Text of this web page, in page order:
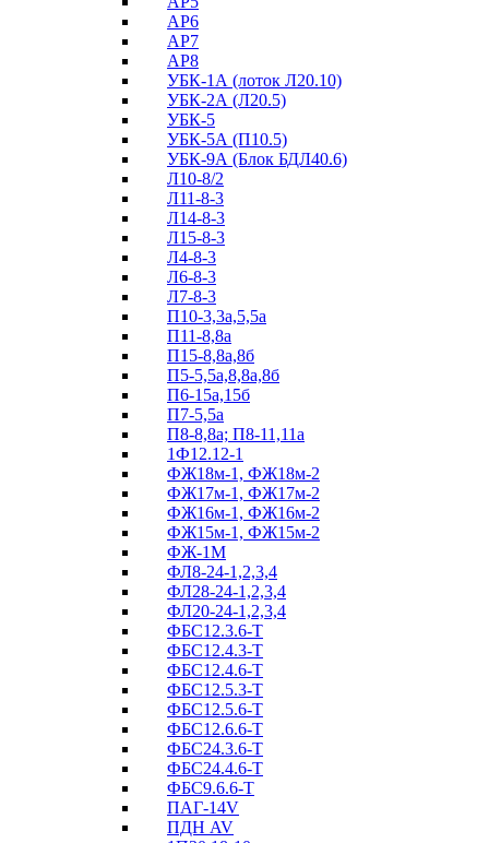
АР6
АР7
АР8
УБК-1А (лоток Л20.10)
УБК-2А (Л20.5)
УБК-5
УБК-5А (П10.5)
УБК-9А (Блок БДЛ40.6)
Л10-8/2
Л11-8-3
Л14-8-3
Л15-8-3
Л4-8-3
Л6-8-3
Л7-8-3
П10-3,3а,5,5а
П11-8,8а
П15-8,8а,8б
П5-5,5а,8,8а,8б
П6-15а,15б
П7-5,5а
П8-8,8а; П8-11,11а
1Ф12.12-1
ФЖ18м-1, ФЖ18м-2
ФЖ17м-1, ФЖ17м-2
ФЖ16м-1, ФЖ16м-2
ФЖ15м-1, ФЖ15м-2
ФЖ-1М
ФЛ8-24-1,2,3,4
ФЛ28-24-1,2,3,4
ФЛ20-24-1,2,3,4
ФБС12.3.6-Т
ФБС12.4.3-Т
ФБС12.4.6-Т
ФБС12.5.3-Т
ФБС12.5.6-Т
ФБС12.6.6-Т
ФБС24.3.6-Т
ФБС24.4.6-Т
ФБС9.6.6-Т
ПАГ-14V
ПДН AV